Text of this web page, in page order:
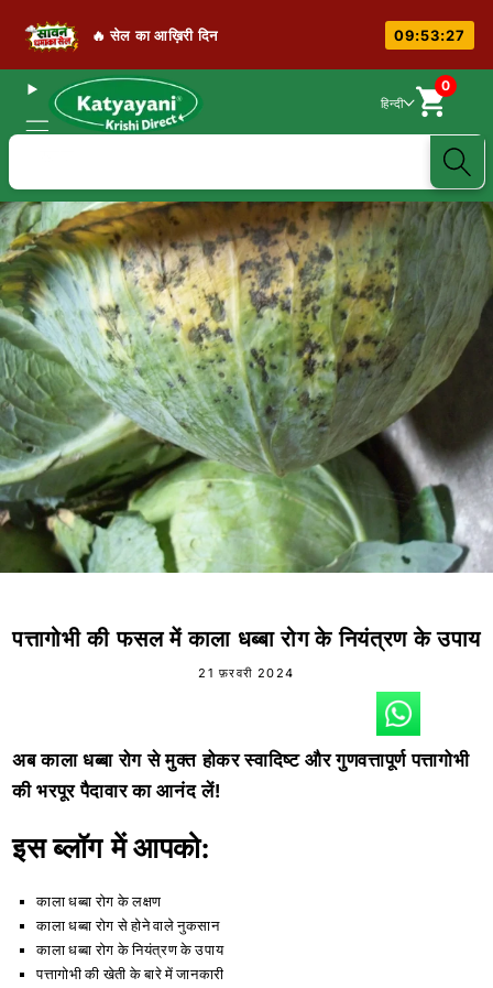
🔥 सेल का आख़िरी दिन 09:53:27
हिन्दी
0
पत्तागोभी की फसल में काला धब्बा रोग के नियंत्रण के उपाय
21 फ़रवरी 2024
अब काला धब्बा रोग से मुक्त होकर स्वादिष्ट और गुणवत्तापूर्ण पत्तागोभी
की भरपूर पैदावार का आनंद लें!
इस ब्लॉग में आपको:
काला धब्बा रोग के लक्षण
काला धब्बा रोग से होने वाले नुकसान
काला धब्बा रोग के नियंत्रण के उपाय
पत्तागोभी की खेती के बारे में जानकारी